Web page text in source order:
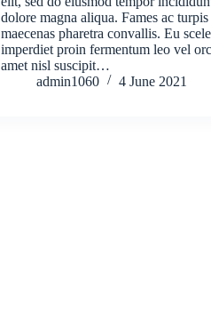
dolore magna aliqua. Fames ac turpis
maecenas pharetra convallis. Eu
imperdiet proin fermentum leo vel
amet nisl suscipit…
admin1060
4 June 2021